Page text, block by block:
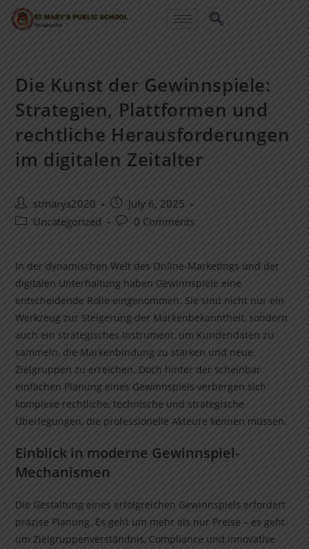
Die Kunst der Gewinnspiele:
Strategien, Plattformen und
rechtliche Herausforderungen
im digitalen Zeitalter
stmarys2020
July 6, 2025
Uncategorized
0 Comments
In der dynamischen Welt des Online-Marketings und der
digitalen Unterhaltung haben Gewinnspiele eine
entscheidende Rolle eingenommen. Sie sind nicht nur ein
Werkzeug zur Steigerung der Markenbekanntheit, sondern
auch ein strategisches Instrument, um Kundendaten zu
sammeln, die Markenbindung zu stärken und neue
Zielgruppen zu erreichen. Doch hinter der scheinbar
einfachen Planung eines Gewinnspiels verbergen sich
komplexe rechtliche, technische und strategische
Überlegungen, die professionelle Akteure kennen müssen.
Einblick in moderne Gewinnspiel-
Mechanismen
Die Gestaltung eines erfolgreichen Gewinnspiels erfordert
präzise Planung. Es geht um mehr als nur Preise – es geht
um Zielgruppenverständnis, Compliance und innovative